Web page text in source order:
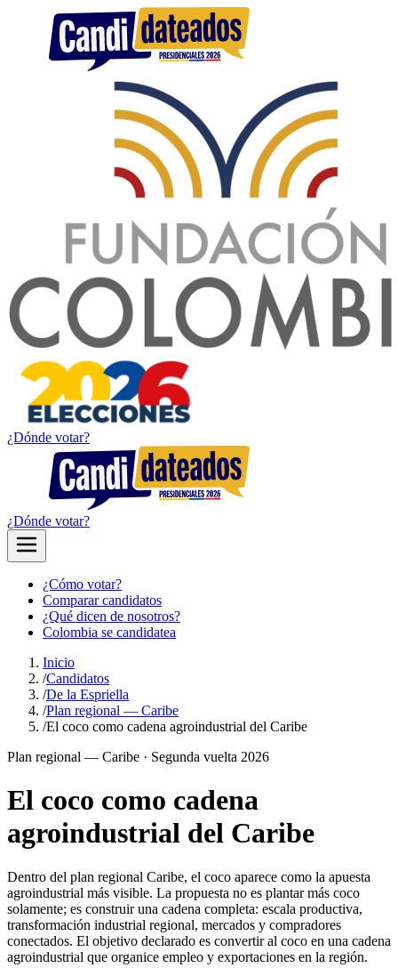
¿Dónde votar?
¿Dónde votar?
¿Cómo votar?
Comparar candidatos
¿Qué dicen de nosotros?
Colombia se candidatea
Inicio
/Candidatos
/De la Espriella
/Plan regional — Caribe
/El coco como cadena agroindustrial del Caribe
Plan regional — Caribe · Segunda vuelta 2026
El coco como cadena
agroindustrial del Caribe
Dentro del plan regional Caribe, el coco aparece como la apuesta
agroindustrial más visible. La propuesta no es plantar más coco
solamente; es construir una cadena completa: escala productiva,
transformación industrial regional, mercados y compradores
conectados. El objetivo declarado es convertir al coco en una cadena
agroindustrial que organice empleo y exportaciones en la región.